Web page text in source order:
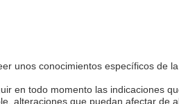
unos conocimientos específicos de
en todo momento las indicaciones
alteraciones que puedan afectar de